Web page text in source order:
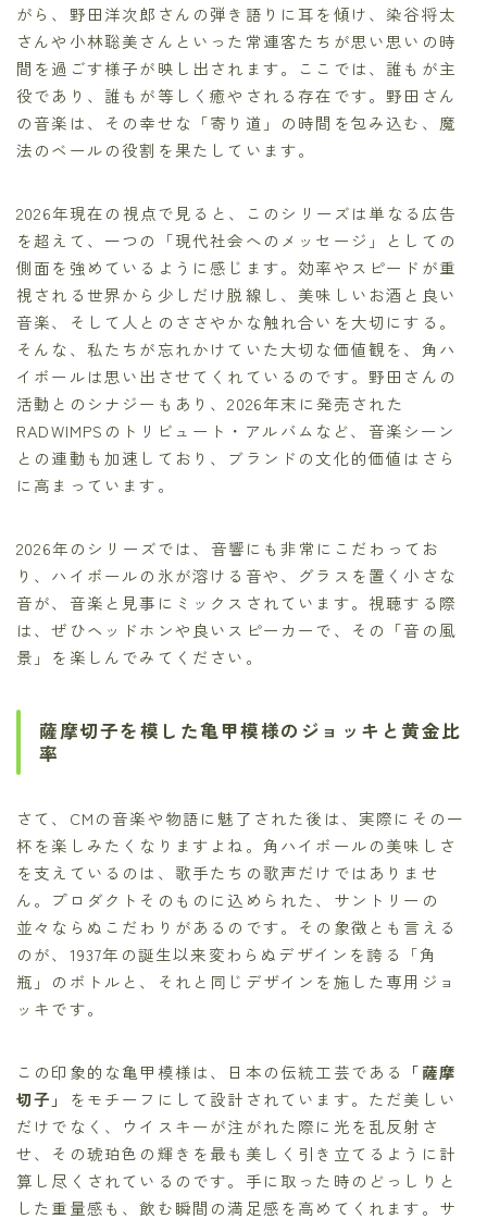
がら、野田洋次郎さんの弾き語りに耳を傾け、染谷将太
さんや小林聡美さんといった常連客たちが思い思いの時
間を過ごす様子が映し出されます。ここでは、誰もが主
役であり、誰もが等しく癒やされる存在です。野田さん
の音楽は、その幸せな「寄り道」の時間を包み込む、魔
法のベールの役割を果たしています。
2026年現在の視点で見ると、このシリーズは単なる広告
を超えて、一つの「現代社会へのメッセージ」としての
側面を強めているように感じます。効率やスピードが重
視される世界から少しだけ脱線し、美味しいお酒と良い
音楽、そして人とのささやかな触れ合いを大切にする。
そんな、私たちが忘れかけていた大切な価値観を、角ハ
イボールは思い出させてくれているのです。野田さんの
活動とのシナジーもあり、2026年末に発売された
RADWIMPSのトリビュート・アルバムなど、音楽シーン
との連動も加速しており、ブランドの文化的価値はさら
に高まっています。
2026年のシリーズでは、音響にも非常にこだわってお
り、ハイボールの氷が溶ける音や、グラスを置く小さな
音が、音楽と見事にミックスされています。視聴する際
は、ぜひヘッドホンや良いスピーカーで、その「音の風
景」を楽しんでみてください。
薩摩切子を模した亀甲模様のジョッキと黄金比
率
さて、CMの音楽や物語に魅了された後は、実際にその一
杯を楽しみたくなりますよね。角ハイボールの美味しさ
を支えているのは、歌手たちの歌声だけではありませ
ん。プロダクトそのものに込められた、サントリーの
並々ならぬこだわりがあるのです。その象徴とも言える
のが、1937年の誕生以来変わらぬデザインを誇る「角
瓶」のボトルと、それと同じデザインを施した専用ジョ
ッキです。
この印象的な亀甲模様は、日本の伝統工芸である
「薩摩
切子」
をモチーフにして設計されています。ただ美しい
だけでなく、ウイスキーが注がれた際に光を乱反射さ
せ、その琥珀色の輝きを最も美しく引き立てるように計
算し尽くされているのです。手に取った時のどっしりと
した重量感も、飲む瞬間の満足感を高めてくれます。サ